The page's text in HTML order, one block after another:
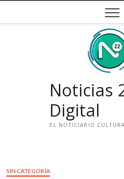
contenido
Noticias
Digital
EL NOTICIARIO
SIN CATEGORÍA